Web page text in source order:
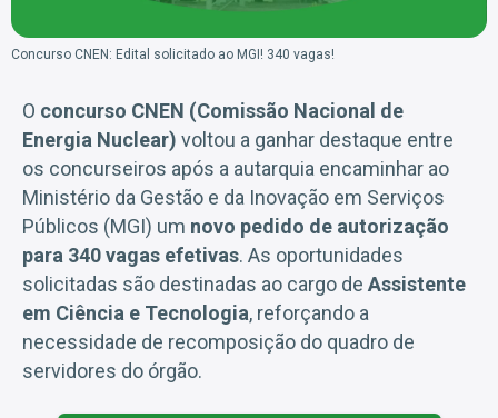
Concurso CNEN: Edital solicitado ao MGI! 340 vagas!
O concurso CNEN (Comissão Nacional de
Energia Nuclear) voltou a ganhar destaque entre
os concurseiros após a autarquia encaminhar ao
Ministério da Gestão e da Inovação em Serviços
Públicos (MGI) um novo pedido de autorização
para 340 vagas efetivas. As oportunidades
solicitadas são destinadas ao cargo de Assistente
em Ciência e Tecnologia, reforçando a
necessidade de recomposição do quadro de
servidores do órgão.